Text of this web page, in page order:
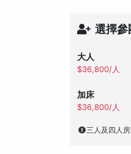
選擇參
大人
$36,800/人
加床
$36,800/人
三人及四人